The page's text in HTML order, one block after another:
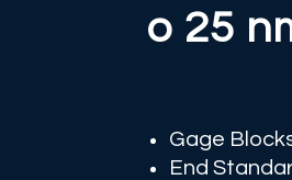
o 25
Gage
End